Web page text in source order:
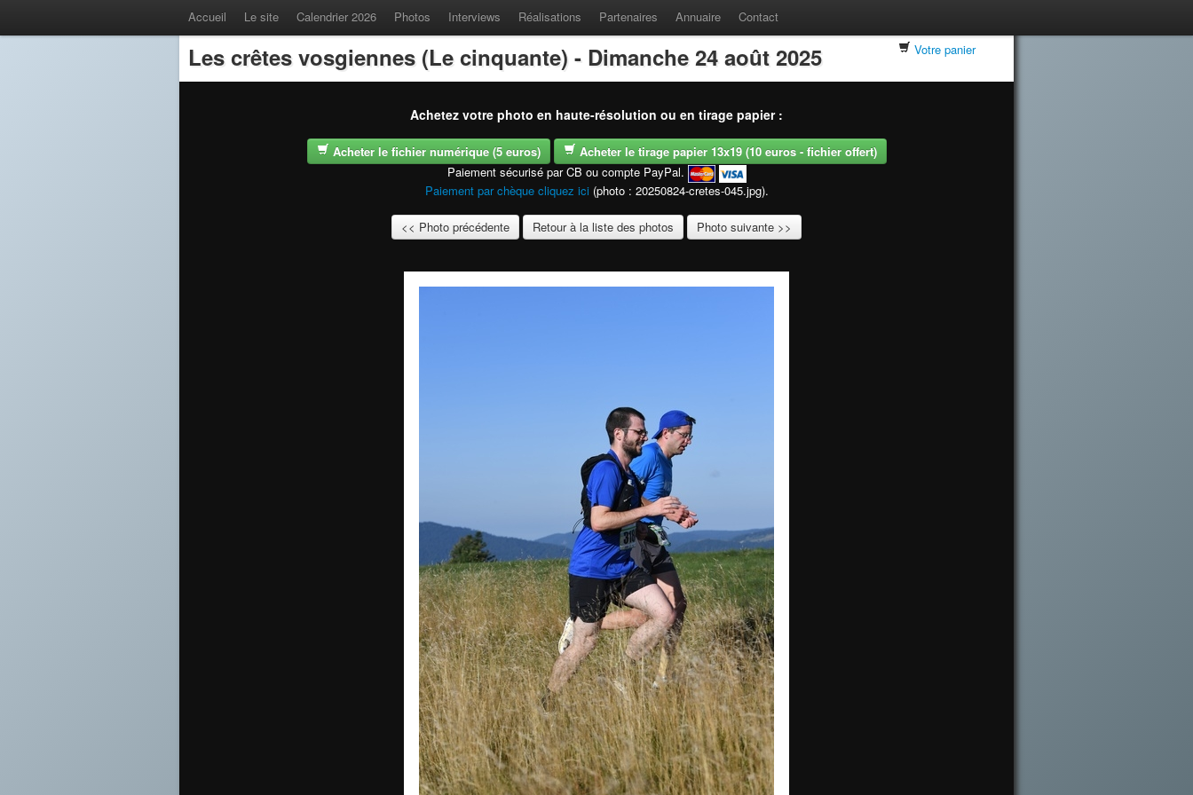
Accueil Le site Calendrier 2026 Photos Interviews Réalisations Partenaires Annuaire Contact
Les crêtes vosgiennes (Le cinquante) - Dimanche 24 août 2025 Votre panier
Achetez votre photo en haute-résolution ou en tirage papier :
Acheter le fichier numérique (5 euros)
Acheter le tirage papier 13x19 (10 euros - fichier offert)
Paiement sécurisé par CB ou compte PayPal.
Paiement par chèque cliquez ici (photo : 20250824-cretes-045.jpg).
<< Photo précédente Retour à la liste des photos Photo suivante >>